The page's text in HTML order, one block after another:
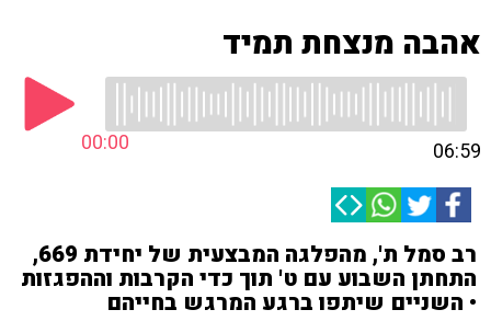
אהבה מנצחת תמיד
00:00 06:59
רב סמל ת', מהפלגה המבצעית של יחידת 669,
התחתן השבוע עם ט' תוך כדי הקרבות וההפגזות
• השניים שיתפו ברגע המרגש בחייהם